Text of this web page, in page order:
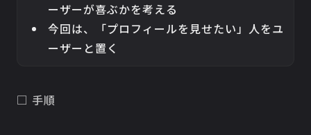
ーザーが喜ぶかを考える
今回は、「プロフィールを見せたい」人をユ
ーザーと置く
□ 手順